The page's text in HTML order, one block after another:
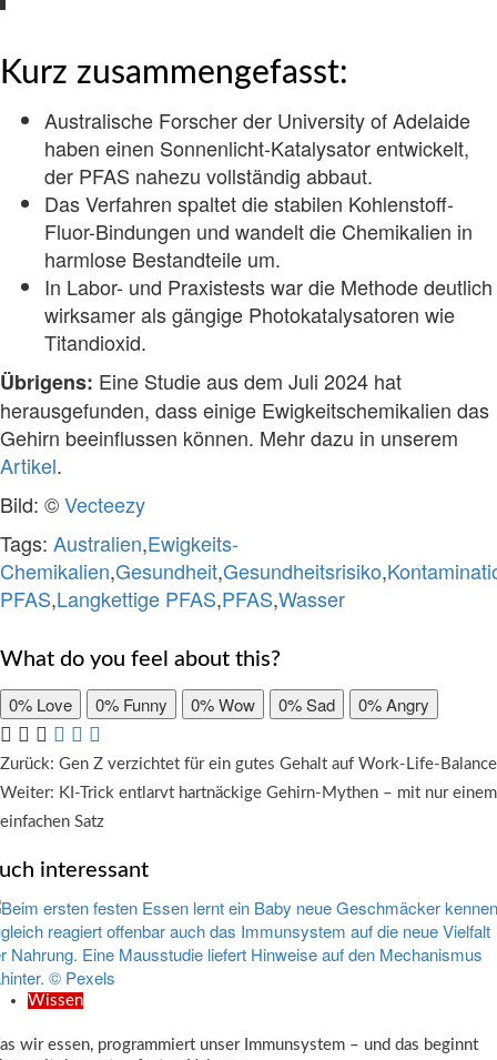
Kurz zusammengefasst:
Australische Forscher der University of Adelaide
haben einen Sonnenlicht-Katalysator entwickelt,
der PFAS nahezu vollständig abbaut.
Das Verfahren spaltet die stabilen Kohlenstoff-
Fluor-Bindungen und wandelt die Chemikalien in
harmlose Bestandteile um.
In Labor- und Praxistests war die Methode deutlich
wirksamer als gängige Photokatalysatoren wie
Titandioxid.
Übrigens: Eine Studie aus dem Juli 2024 hat
herausgefunden, dass einige Ewigkeitschemikalien das
Gehirn beeinflussen können. Mehr dazu in unserem
Artikel.
Bild: ©Vecteezy
Tags: Australien,Ewigkeits-
Chemikalien,Gesundheit,Gesundheitsrisiko,
PFAS,Langkettige PFAS,PFAS,Wasser
What do you feel about this?
0% Love 0% Funny 0%Wow 0%Sad 0%Angry
Beitragsnavigation
Zurück: Gen Z verzichtet für ein gutes Gehalt auf Work-Life-Balance
Weiter: KI-Trick entlarvt hartnäckige Gehirn-Mythen – mit nur einem
einfachen Satz
interessant
Wissen
wir essen, programmiert unser Immunsystem – und das beginnt